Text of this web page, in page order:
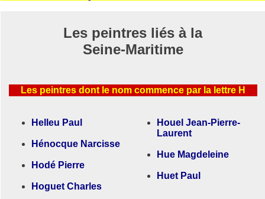
Les peintres liés à la
Seine-Maritime
Les peintres dont le nom commence par la lettre H
Helleu Paul
Hénocque Narcisse
Hodé Pierre
Hoguet Charles
Houel Jean-Pierre-
Laurent
Hue Magdeleine
Huet Paul